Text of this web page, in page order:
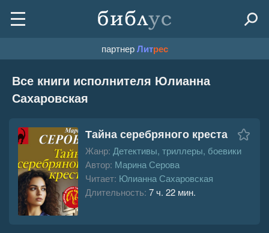
партнерЛитрес
Все книги исполнителя Юлианна
Сахаровская
Тайна серебряного креста
Жанр: Детективы, триллеры, боевики
Автор: Марина Серова
Читает: Юлианна Сахаровская
Длительность: 7 ч. 22 мин.